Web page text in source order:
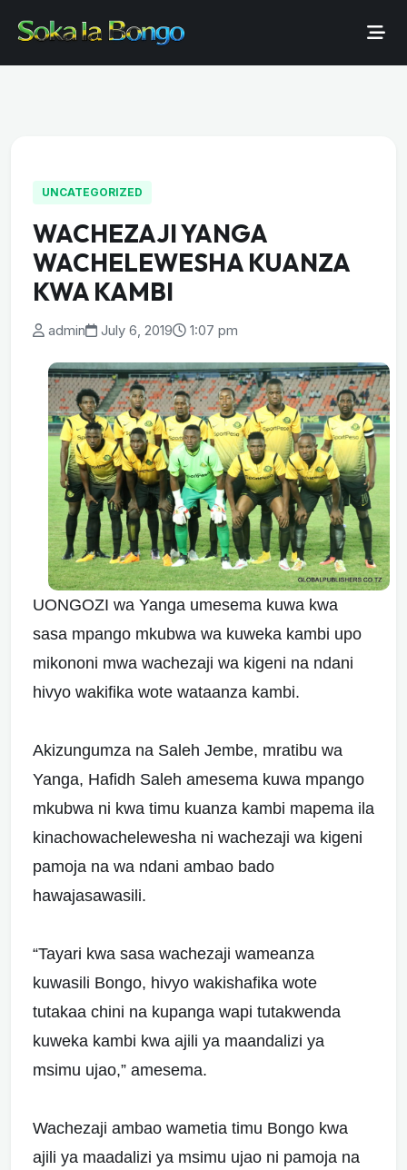
UNCATEGORIZED
WACHEZAJI YANGA
WACHELEWESHA KUANZA
KWA KAMBI
admin July 6, 2019 1:07 pm
UONGOZI wa Yanga umesema kuwa kwa
sasa mpango mkubwa wa kuweka kambi upo
mikononi mwa wachezaji wa kigeni na ndani
hivyo wakifika wote wataanza kambi.
Akizungumza na Saleh Jembe, mratibu wa
Yanga, Hafidh Saleh amesema kuwa mpango
mkubwa ni kwa timu kuanza kambi mapema ila
kinachowachelewesha ni wachezaji wa kigeni
pamoja na wa ndani ambao bado
hawajasawasili.
“Tayari kwa sasa wachezaji wameanza
kuwasili Bongo, hivyo wakishafika wote
tutakaa chini na kupanga wapi tutakwenda
kuweka kambi kwa ajili ya maandalizi ya
msimu ujao,” amesema.
Wachezaji ambao wametia timu Bongo kwa
ajili ya maadalizi ya msimu ujao ni pamoja na